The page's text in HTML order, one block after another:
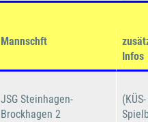
Mannschft
Infos
JSG Steinhagen-
Brockhagen 2
(KÜS-